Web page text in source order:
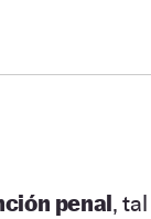
penal, tal